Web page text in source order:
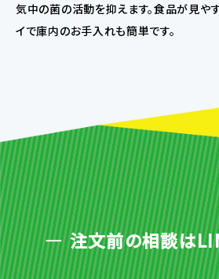
気中の菌の活動を抑えます。食品が見や
イで庫内のお手入れも簡単です。
注文前の相談は